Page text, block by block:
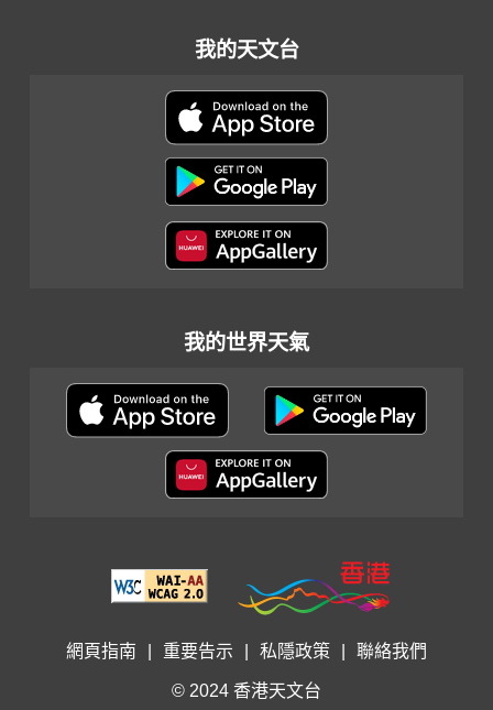
我的天文台
我的世界天氣
網頁指南 重要告示 私隱政策 聯絡我們
© 2024 香港天文台